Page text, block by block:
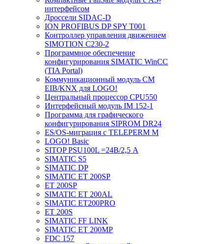
интерфейсом
Дроссели SIDAC-D
ION PROFIBUS DP SPY T001
Контроллер управления движением
SIMOTION C230-2
Программное обеспечение
конфигурирования SIMATIC WinCC
(TIA Portal)
Коммуникационный модуль CM
EIB/KNX для LOGO!
Центральный процессор CPU550
Интерфейсный модуль IM 152-1
Программа для графического
конфигурирования SIPROM DR24
ES/OS-миграция с TELEPERM M
LOGO! Basic
SITOP PSU100L =24В/2,5 A
SIMATIC S5
SIMATIC DP
SIMATIC ET 200SP
ET 200SP
SIMATIC ET 200AL
SIMATIC ET200PRO
ET 200S
SIMATIC FF LINK
SIMATIC ET 200MP
FDC 157